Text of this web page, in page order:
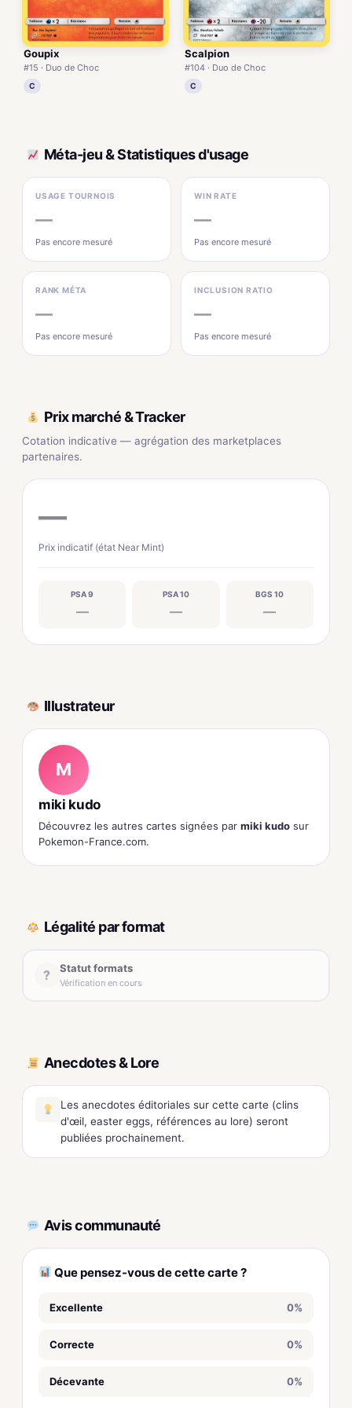
Goupix
#15 · Duo de Choc
C
Scalpion
#104 · Duo de Choc
C
Méta-jeu & Statistiques d'usage
USAGE TOURNOIS
—
Pas encore mesuré
WIN RATE
—
Pas encore mesuré
RANK MÉTA
—
Pas encore mesuré
INCLUSION RATIO
—
Pas encore mesuré
Prix marché & Tracker
Cotation indicative — agrégation des marketplaces
partenaires.
—
Prix indicatif (état Near Mint)
PSA 9
—
PSA 10
—
BGS 10
—
Illustrateur
M
miki kudo
Découvrez les autres cartes signées par miki kudo sur
Pokemon-France.com.
Légalité par format
? Statut formats
Vérification en cours
Anecdotes & Lore
Les anecdotes éditoriales sur cette carte (clins
d'œil, easter eggs, références au lore) seront
publiées prochainement.
Avis communauté
Que pensez-vous de cette carte ?
Excellente 0%
Correcte 0%
Décevante 0%